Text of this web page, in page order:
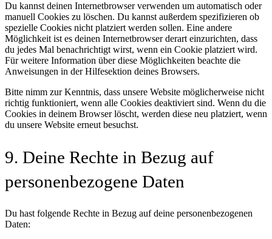
Du kannst deinen Internetbrowser verwenden um automatisch oder
manuell Cookies zu löschen. Du kannst außerdem spezifizieren ob
spezielle Cookies nicht platziert werden sollen. Eine andere
Möglichkeit ist es deinen Internetbrowser derart einzurichten, dass
du jedes Mal benachrichtigt wirst, wenn ein Cookie platziert wird.
Für weitere Information über diese Möglichkeiten beachte die
Anweisungen in der Hilfesektion deines Browsers.
Bitte nimm zur Kenntnis, dass unsere Website möglicherweise nicht
richtig funktioniert, wenn alle Cookies deaktiviert sind. Wenn du die
Cookies in deinem Browser löscht, werden diese neu platziert, wenn
du unsere Website erneut besuchst.
9. Deine Rechte in Bezug auf
personenbezogene Daten
Du hast folgende Rechte in Bezug auf deine personenbezogenen
Daten: